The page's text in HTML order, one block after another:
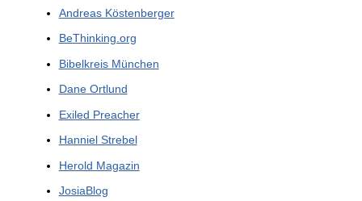
Andreas Köstenberger
BeThinking.org
Bibelkreis München
Dane Ortlund
Exiled Preacher
Hanniel Strebel
Herold Magazin
JosiaBlog